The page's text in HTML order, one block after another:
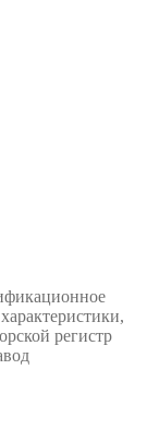
регистр